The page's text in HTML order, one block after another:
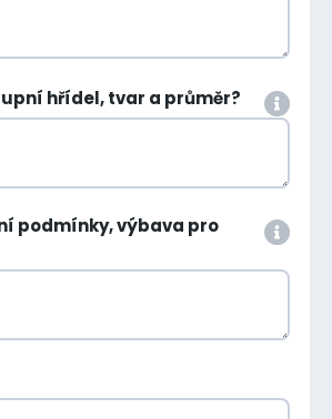
hřídel, tvar a průměr?
podmínky, výbava pro